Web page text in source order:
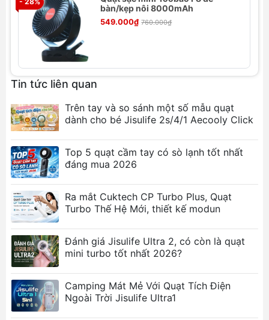
bàn/kẹp nôi 8000mAh
549.000₫ 760.000₫
Tin tức liên quan
Trên tay và so sánh một số mẫu quạt
dành cho bé Jisulife 2s/4/1 Aecooly Click
Top 5 quạt cầm tay có sò lạnh tốt nhất
đáng mua 2026
Ra mắt Cuktech CP Turbo Plus, Quạt
Turbo Thế Hệ Mới, thiết kế modun
Đánh giá Jisulife Ultra 2, có còn là quạt
mini turbo tốt nhất 2026?
Camping Mát Mẻ Với Quạt Tích Điện
Ngoài Trời Jisulife Ultra1